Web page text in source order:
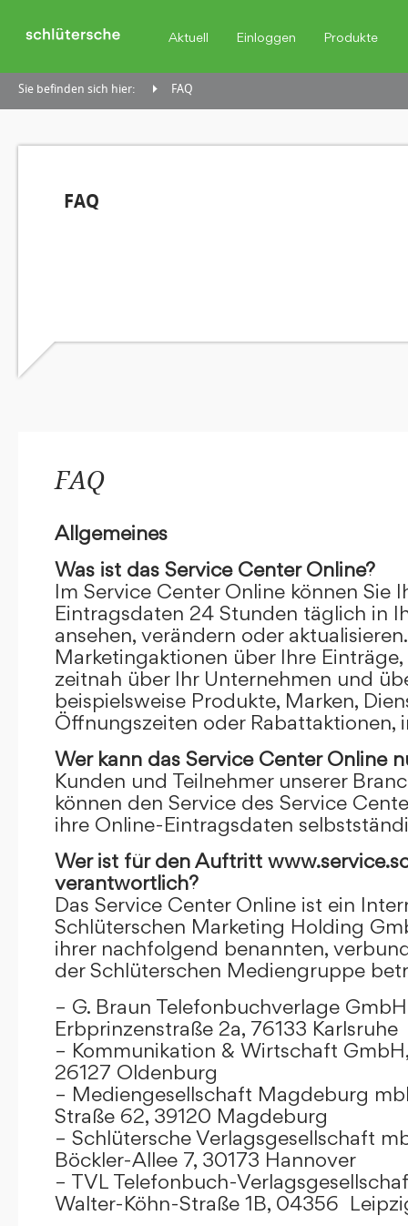
Aktuell Einloggen Produkte
Sie befinden sich hier: FAQ
FAQ
FAQ
Allgemeines
Was ist das Service Center Online?
Im Service Center Online können Sie
Eintragsdaten 24 Stunden täglich in
ansehen, verändern oder
Marketingaktionen über Ihre
zeitnah über Ihr Unternehmen und
beispielsweise Produkte, Marken,
Öffnungszeiten oder Rabattaktionen,
Wer kann das Service Center Online
Kunden und Teilnehmer unserer
können den Service des Service
ihre Online-Eintragsdaten
Wer ist für den Auftritt
verantwortlich?
Das Service Center Online ist ein
Schlüterschen Marketing Holding
ihrer nachfolgend benannten,
der Schlüterschen Mediengruppe
– G. Braun Telefonbuchverlage GmbH
Erbprinzenstraße 2a, 76133 Karlsruhe
– Kommunikation & Wirtschaft
26127 Oldenburg
– Mediengesellschaft Magdeburg
Straße 62, 39120 Magdeburg
– Schlütersche Verlagsgesellschaft
Böckler-Allee 7, 30173 Hannover
– TVL Telefonbuch-
Walter-Köhn-Straße 1B, 04356